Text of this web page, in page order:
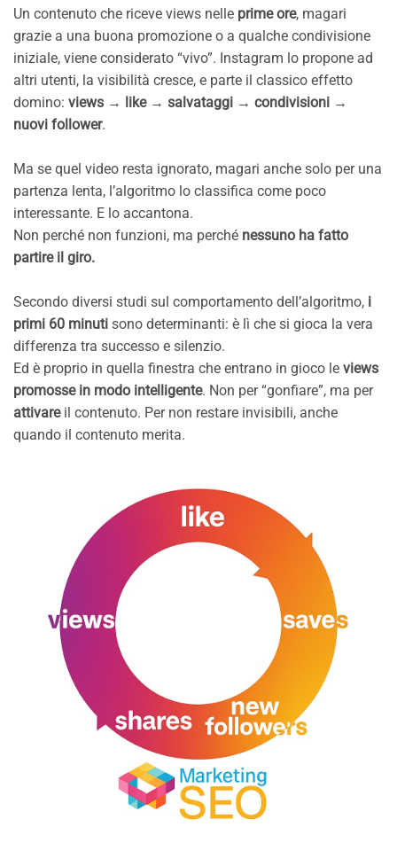
Un contenuto che riceve views nelle prime ore, magari
grazie a una buona promozione o a qualche condivisione
iniziale, viene considerato “vivo”. Instagram lo propone ad
altri utenti, la visibilità cresce, e parte il classico effetto
domino: views → like → salvataggi → condivisioni →
nuovi follower.
Ma se quel video resta ignorato, magari anche solo per una
partenza lenta, l’algoritmo lo classifica come poco
interessante. E lo accantona.
Non perché non funzioni, ma perché nessuno ha fatto
partire il giro.
Secondo diversi studi sul comportamento dell’algoritmo, i
primi 60 minuti sono determinanti: è lì che si gioca la vera
differenza tra successo e silenzio.
Ed è proprio in quella finestra che entrano in gioco le views
promosse in modo intelligente. Non per “gonfiare”, ma per
attivareil contenuto. Per non restare invisibili, anche
quando il contenuto merita.